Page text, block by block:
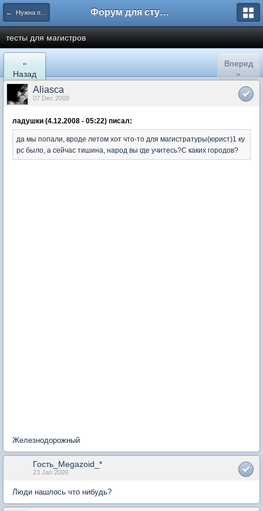
← Нужна помощь Форум для студента СГА
тесты для магистров
«
Назад
Вперед
»
Aliasca
07 Dec 2008
ладушки (4.12.2008 - 05:22) писал:
да мы попали, вроде летом хот что-то для магистратуры(юрист)1 ку
рс было, а сейчас тишина, народ вы где учитесь?С каких городов?
Железнодорожный
Гость_Megazoid_*
23 Jan 2009
Люди нашлось что нибудь?